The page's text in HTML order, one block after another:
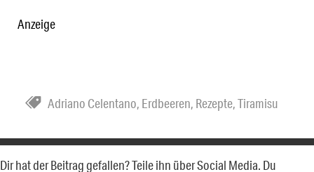
Anzeige
Adriano Celentano, Erdbeeren, Rezepte,Tiramisu
Dir hat der Beitrag gefallen? Teile ihn über Social Media. Du